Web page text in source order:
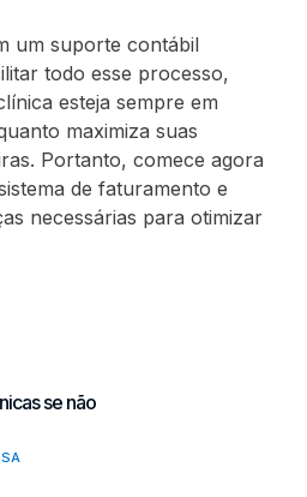
um suporte contábil
todo esse processo,
esteja sempre em
maximiza suas
Portanto, comece agora
de faturamento e
necessárias para otimizar
se não